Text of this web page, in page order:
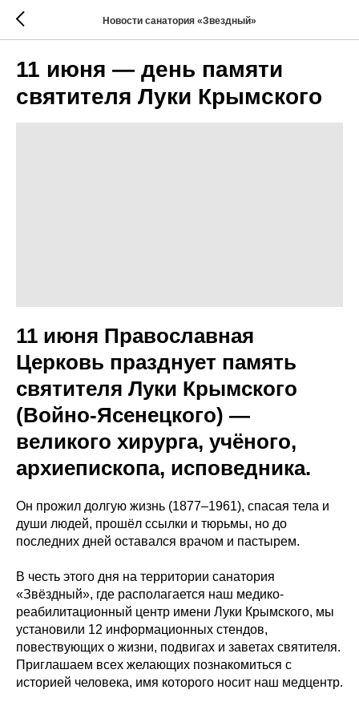
Новости санатория «Звездный»
11 июня — день памяти
святителя Луки Крымского
11 июня Православная
Церковь празднует память
святителя Луки Крымского
(Войно-Ясенецкого) —
великого хирурга, учёного,
архиепископа, исповедника.
Он прожил долгую жизнь (1877–1961), спасая тела и
души людей, прошёл ссылки и тюрьмы, но до
последних дней оставался врачом и пастырем.
В честь этого дня на территории санатория
«Звёздный», где располагается наш медико-
реабилитационный центр имени Луки Крымского, мы
установили 12 информационных стендов,
повествующих о жизни, подвигах и заветах святителя.
Приглашаем всех желающих познакомиться с
историей человека, имя которого носит наш медцентр.